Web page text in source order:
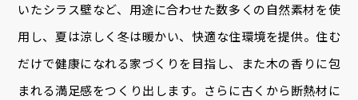
いたシラス壁など、用途に合わせた数多くの自然素材を使
用し、夏は涼しく冬は暖かい、快適な住環境を提供。住む
だけで健康になれる家づくりを目指し、また木の香りに包
まれる満足感をつくり出します。さらに古くから断熱材に